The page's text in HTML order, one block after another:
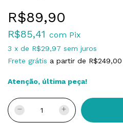
R$89,90
R$85,41 com Pix
3 x de R$29,97 sem juros
Frete grátis a partir de R$249,00
Atenção, última peça!